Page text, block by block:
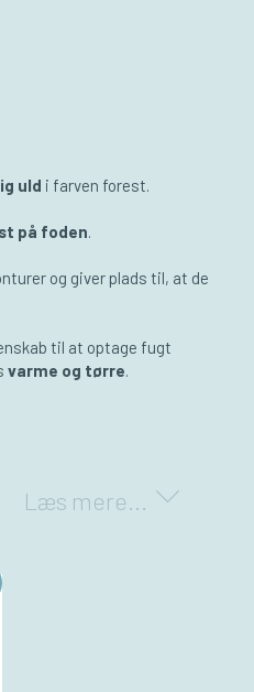
uld i farven forest.
på foden.
og giver plads til, at de
til at optage fugt
varme og tørre.
Læs mere...